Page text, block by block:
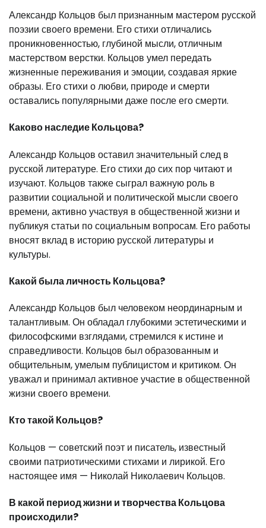
Александр Кольцов был признанным мастером русской
поэзии своего времени. Его стихи отличались
проникновенностью, глубиной мысли, отличным
мастерством верстки. Кольцов умел передать
жизненные переживания и эмоции, создавая яркие
образы. Его стихи о любви, природе и смерти
оставались популярными даже после его смерти.
Каково наследие Кольцова?
Александр Кольцов оставил значительный след в
русской литературе. Его стихи до сих пор читают и
изучают. Кольцов также сыграл важную роль в
развитии социальной и политической мысли своего
времени, активно участвуя в общественной жизни и
публикуя статьи по социальным вопросам. Его работы
вносят вклад в историю русской литературы и
культуры.
Какой была личность Кольцова?
Александр Кольцов был человеком неординарным и
талантливым. Он обладал глубокими эстетическими и
философскими взглядами, стремился к истине и
справедливости. Кольцов был образованным и
общительным, умелым публицистом и критиком. Он
уважал и принимал активное участие в общественной
жизни своего времени.
Кто такой Кольцов?
Кольцов — советский поэт и писатель, известный
своими патриотическими стихами и лирикой. Его
настоящее имя — Николай Николаевич Кольцов.
В какой период жизни и творчества Кольцова
происходили?